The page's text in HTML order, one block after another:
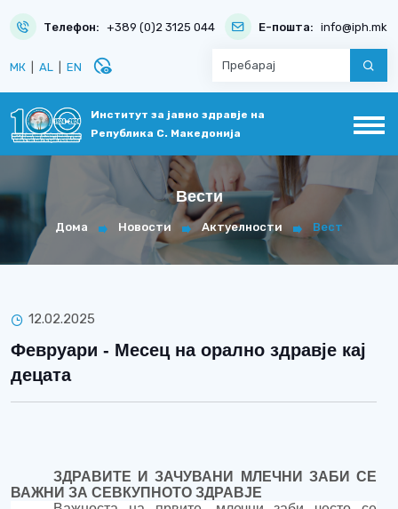
Телефон: +389 (0)2 3125 044 Е-пошта: info@iph.mk
МК AL EN disabled_visible
Институт за јавно здравје на
Република С. Македонија
Вести
Дома Новости Актуелности Вест
12.02.2025
Февруари - Месец на орално здравје кај
децата
ЗДРАВИТЕ И ЗАЧУВАНИ МЛЕЧНИ ЗАБИ СЕ
ВАЖНИ ЗА СЕВКУПНОТО ЗДРАВЈЕ